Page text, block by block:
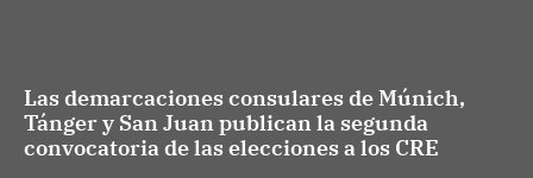
Las demarcaciones consulares de Múnich,
Tánger y San Juan publican la segunda
convocatoria de las elecciones a los CRE